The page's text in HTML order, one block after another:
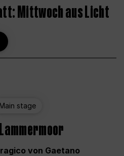
Mittwoch aus Licht
Main stage
von Gaetano